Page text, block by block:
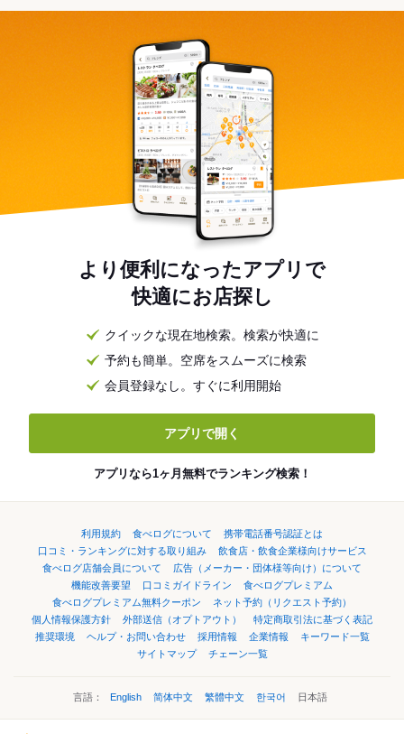
より便利になったアプリで
快適にお店探し
クイックな現在地検索。検索が快適に
予約も簡単。空席をスムーズに検索
会員登録なし。すぐに利用開始
アプリで開く
アプリなら1ヶ月無料でランキング検索！
利用規約 食べログについて
携帯電話番号認証とは
口コミ・ランキングに対する取り組み
飲食店・飲食企業様向けサービス
食べログ店舗会員について
広告（メーカー・団体様等向け）について
機能改善要望
口コミガイドライン
食べログプレミアム
食べログプレミアム無料クーポン
ネット予約（リクエスト予約）
個人情報保護方針
外部送信（オプトアウト）
特定商取引法に基づく表記
推奨環境
ヘルプ・お問い合わせ 採用情報 企業情報
キーワード一覧
サイトマップ
チェーン一覧
言語： English 简体中文 繁體中文 한국어 日本語